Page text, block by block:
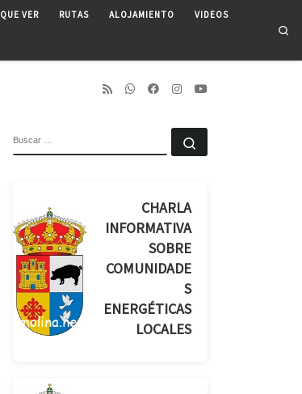
QUE VER RUTAS ALOJAMIENTO VIDEOS
CHARLA
INFORMATIVA
SOBRE
COMUNIDADE
S
ENERGÉTICAS
LOCALES